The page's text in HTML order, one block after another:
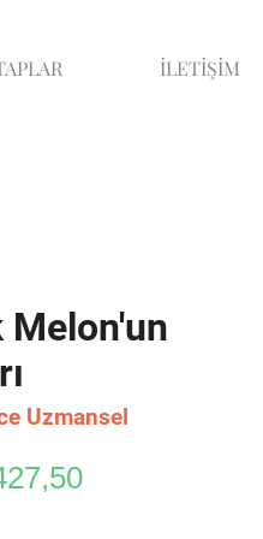
İLETİŞİM
Melon'un
Uzmansel
İndirimli